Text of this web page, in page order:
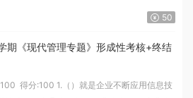
50
期《现代管理专题》形成性考核+终结
得分:100 1.（）就是企业不断应用信息技